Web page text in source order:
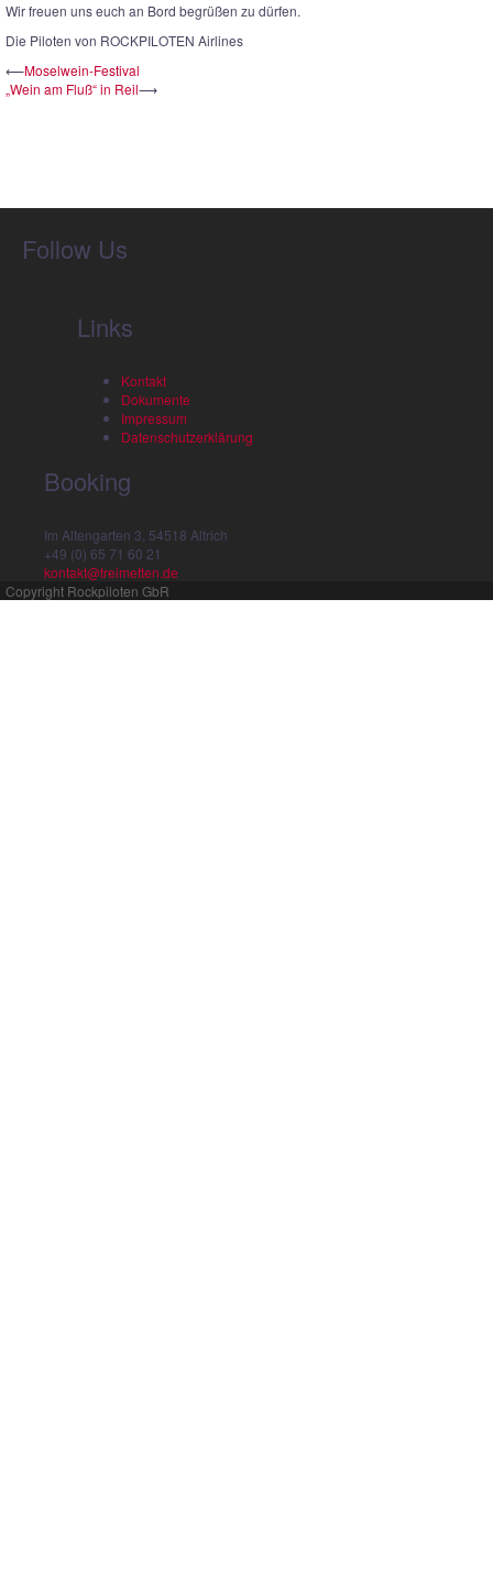
Wir freuen uns euch an Bord begrüßen zu dürfen.
Die Piloten von ROCKPILOTEN Airlines
Beitrags-
Navigation
⟵Moselwein-Festival
„Wein am Fluß“ in Reil⟶
Follow Us
Links
Kontakt
Dokumente
Impressum
Datenschutzerklärung
Booking
Im Altengarten 3, 54518 Altrich
+49 (0) 65 71 60 21
kontakt@treimetten.de
Copyright Rockpiloten GbR